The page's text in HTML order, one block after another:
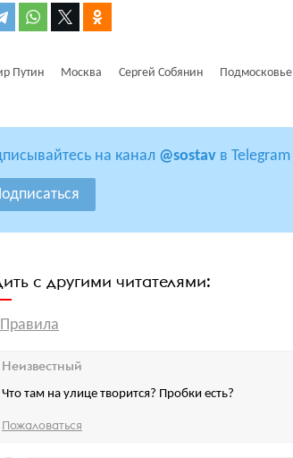
Путин Москва Сергей Собянин Подмосковье
на канал @sostav в Telegram
с другими читателями:
Правила
Что там на улице творится? Пробки есть?
Неизвестный
Пожаловаться